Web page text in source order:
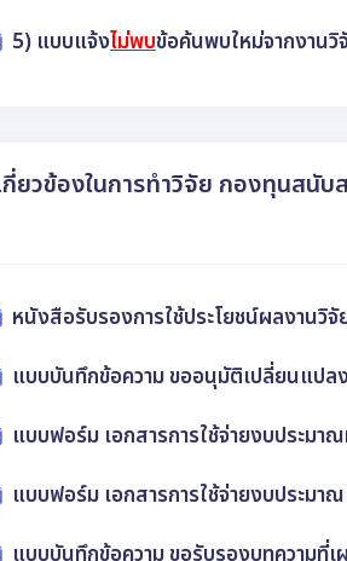
5) แบบแจ้งไม่พบข้อค้นพบใหม่จากงาน
กี่ยวข้องในการทำวิจัย กองทุนส
หนังสือรับรองการใช้ประโยชน์ผลงานวิจั
แบบบันทึกข้อความ ขออนุมัติเปลี่ยนแปล
แบบฟอร์ม เอกสารการใช้จ่ายงบประมา
แบบฟอร์ม เอกสารการใช้จ่ายงบประมา